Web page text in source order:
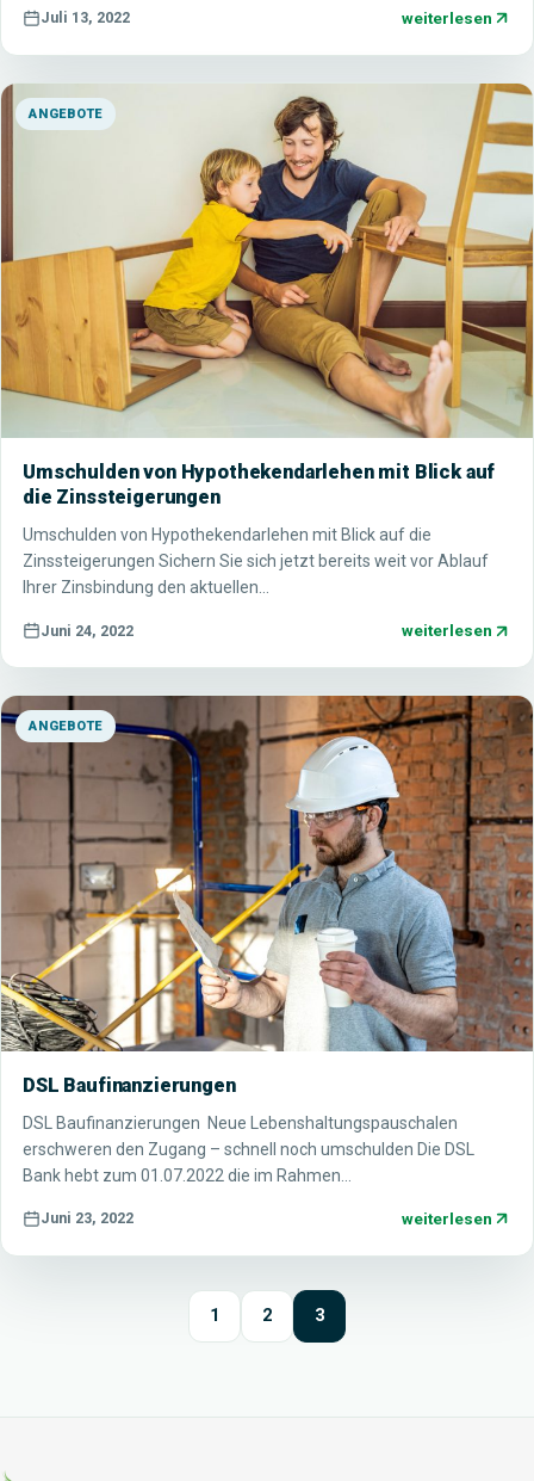
Juli 13, 2022 weiterlesen
ANGEBOTE
Umschulden von Hypothekendarlehen mit Blick auf
die Zinssteigerungen
Umschulden von Hypothekendarlehen mit Blick auf die
Zinssteigerungen Sichern Sie sich jetzt bereits weit vor Ablauf
Ihrer Zinsbindung den aktuellen…
Juni 24, 2022 weiterlesen
ANGEBOTE
DSL Baufinanzierungen
DSL Baufinanzierungen Neue Lebenshaltungspauschalen
erschweren den Zugang – schnell noch umschulden Die DSL
Bank hebt zum 01.07.2022 die im Rahmen…
Juni 23, 2022 weiterlesen
1 2 3